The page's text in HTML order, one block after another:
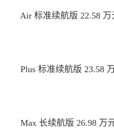
Air 标准续航版 22.58 万
Plus 标准续航版 23.58 万
Max 长续航版 26.98 万元